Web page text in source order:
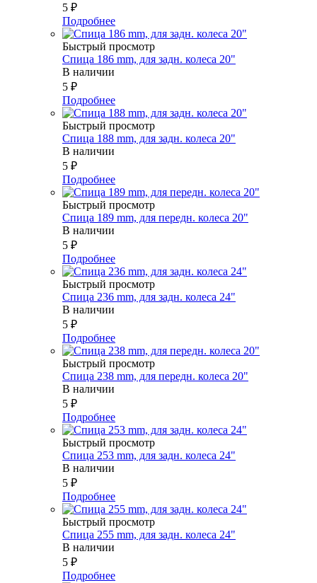
5 ₽
Подробнее
Быстрый просмотр
Спица 186 mm, для задн. колеса 20"
В наличии
5 ₽
Подробнее
Быстрый просмотр
Спица 188 mm, для задн. колеса 20"
В наличии
5 ₽
Подробнее
Быстрый просмотр
Спица 189 mm, для передн. колеса 20"
В наличии
5 ₽
Подробнее
Быстрый просмотр
Спица 236 mm, для задн. колеса 24"
В наличии
5 ₽
Подробнее
Быстрый просмотр
Спица 238 mm, для передн. колеса 20"
В наличии
5 ₽
Подробнее
Быстрый просмотр
Спица 253 mm, для задн. колеса 24"
В наличии
5 ₽
Подробнее
Быстрый просмотр
Спица 255 mm, для задн. колеса 24"
В наличии
5 ₽
Подробнее